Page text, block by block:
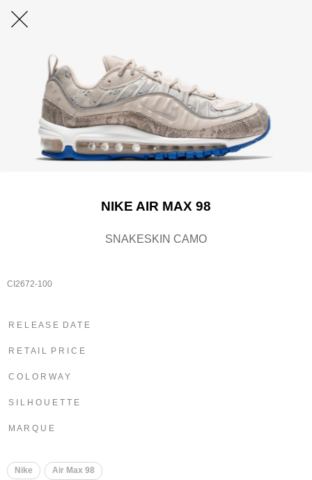
NIKE AIR MAX 98
SNAKESKIN CAMO
CI2672-100
R E L E A S E D A T E
R E T A I L P R I C E
C O L O R W A Y
S I L H O U E T T E
M A R Q U E
Nike Air Max 98